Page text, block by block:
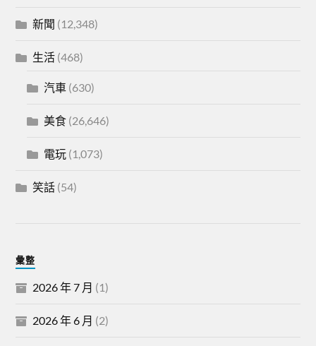
新聞 (12,348)
生活 (468)
汽車 (630)
美食 (26,646)
電玩 (1,073)
笑話 (54)
彙整
2026 年 7 月 (1)
2026 年 6 月 (2)